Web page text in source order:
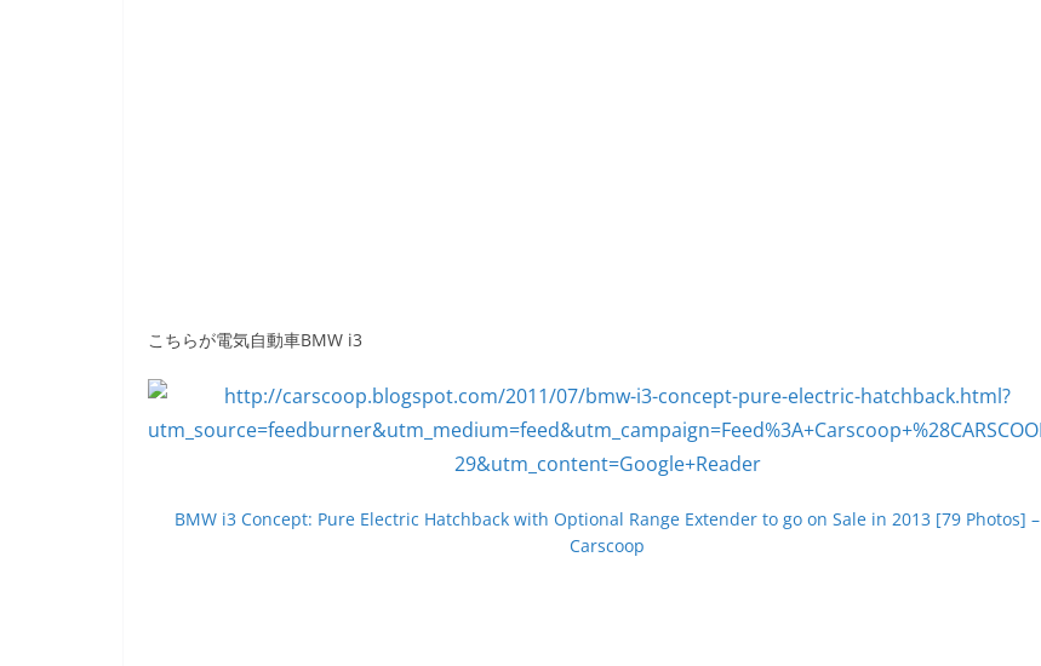
こちらが電気自動車BMW i3
BMW i3 Concept: Pure Electric Hatchback with Optional Range Extender to go on Sale in 2013 [79 Photos] –
Carscoop